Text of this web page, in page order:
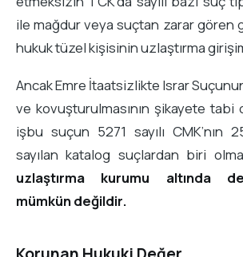
ile mağdur veya suçtan zarar gören
hukuk tüzel kişisinin uzlaştırma
Ancak Emre İtaatsizlikte Israr
ve kovuşturulmasının şikayete tabi
işbu suçun 5271 sayılı CMK’nın
sayılan katalog suçlardan biri
uzlaştırma kurumu altında
mümkün değildir.